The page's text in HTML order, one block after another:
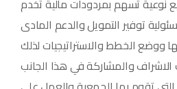
نوعية تسهم بمردودات مالية تخدم
توفير التمويل والدعم المادى
ووضع الخطط والاستراتيجيات لذلك
الاشراف والمشاركة في هذا الجانب